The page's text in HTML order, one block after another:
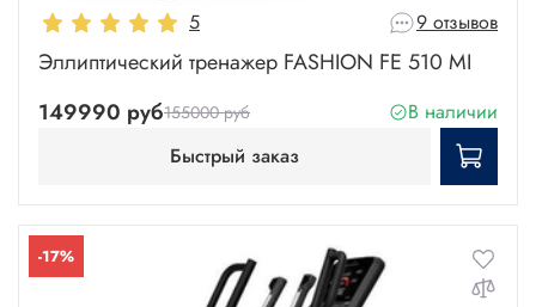
5 9 отзывов
Эллиптический тренажер FASHION FE 510 MI
149990 руб155000 руб
В наличии
Быстрый заказ
-17%